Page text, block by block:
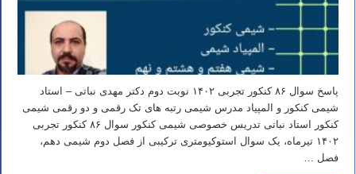
پاسخ سوال ۸۶ کنکور تجربی ۱۴۰۲ نوبت دوم دکتر مهدی نباتی – استاد
شیمی کنکور و المپیاد مدرس شیمی رتبه های تک رقمی و دو رقمی شیمی
کنکور استاد نباتی تدریس خصوصی شیمی کنکور سوال ۸۶ کنکور تجربی
۱۴۰۲ تیرماه، یک سوال استوکیومتری ترکیبی از فصل دوم شیمی دهم،
فصل …